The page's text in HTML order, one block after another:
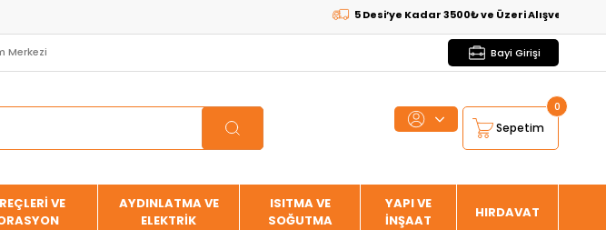
5 Desi’ye Kadar 3500₺ ve Üzeri Alışverişlerde
Merkezi Bayi Girişi
Sepetim
0
VE
AYDINLATMA VE
ELEKTRİK
ISITMA VE
SOĞUTMA
YAPI VE
İNŞAAT
HIRDAVAT